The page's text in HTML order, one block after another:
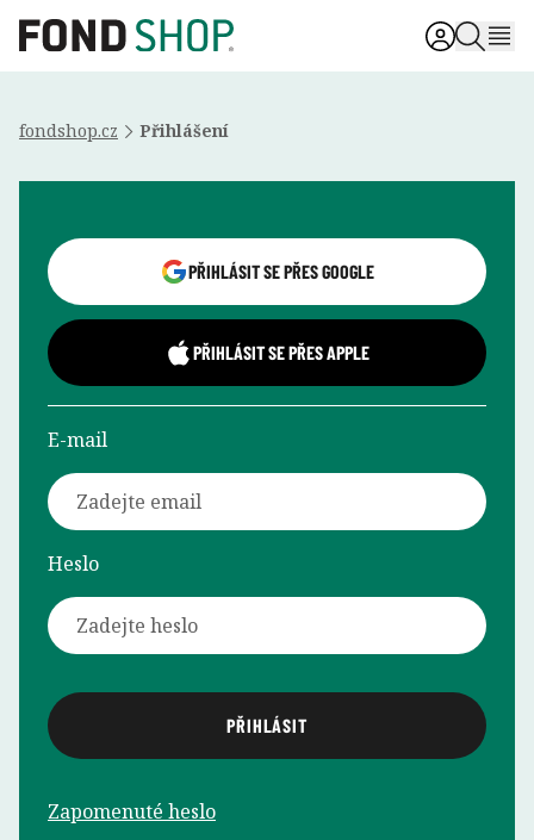
fondshop.cz Přihlášení
PŘIHLÁSIT SE PŘES GOOGLE
PŘIHLÁSIT SE PŘES APPLE
E-mail
Heslo
Zapomenuté heslo